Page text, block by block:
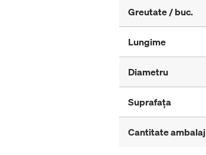
Greutate / buc.
Lungime
Diametru
Suprafaţa
Cantitate ambalaj